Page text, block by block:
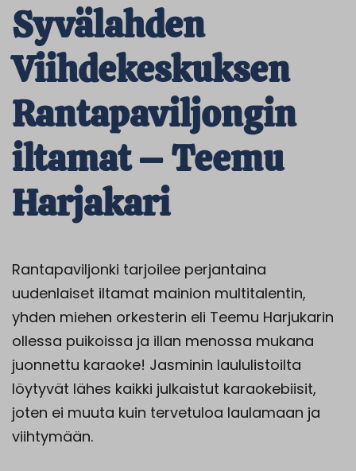
Syvälahden
Viihdekeskuksen
Rantapaviljongin
iltamat – Teemu
Harjakari
Rantapaviljonki tarjoilee perjantaina
uudenlaiset iltamat mainion multitalentin,
yhden miehen orkesterin eli Teemu Harjukarin
ollessa puikoissa ja illan menossa mukana
juonnettu karaoke! Jasminin laululistoilta
löytyvät lähes kaikki julkaistut karaokebiisit,
joten ei muuta kuin tervetuloa laulamaan ja
viihtymään.